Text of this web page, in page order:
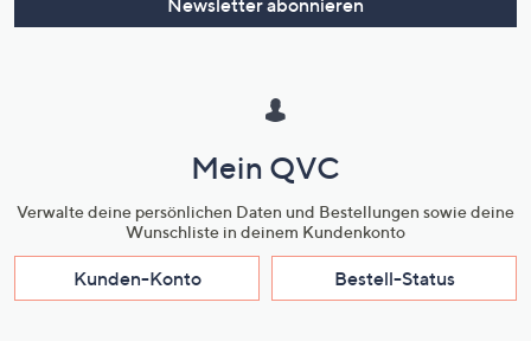
Mein QVC
Verwalte deine persönlichen Daten und Bestellungen sowie deine
Wunschliste in deinem Kundenkonto
Kunden-Konto Bestell-Status